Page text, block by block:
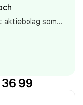
aktiebolag som
(2025).
99